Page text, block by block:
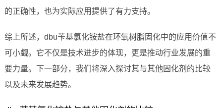
的正确性，也为实际应用提供了有力支持。
综上所述，dbu苄基氯化铵盐在环氧树脂固化中的应用价值不
可小觑。它不仅是技术进步的体现，更是推动行业发展的重
要力量。下一部分，我们将深入探讨其与其他固化剂的比较
以及未来发展趋势。